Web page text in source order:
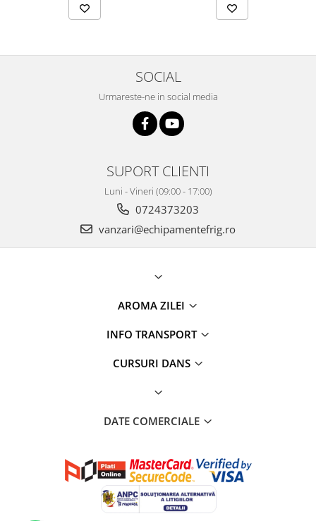
SOCIAL
Urmareste-ne in social media
SUPORT CLIENTI
Luni - Vineri (09:00 - 17:00)
0724373203
vanzari@echipamentefrig.ro
AROMA ZILEI
INFO TRANSPORT
CURSURI DANS
DATE COMERCIALE